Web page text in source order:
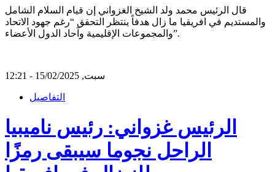
قال الرئيس محمد ولد الشيخ الغزواني إن قيام السلام الشامل
والمستديم في افريقيا ما زال هدفاً ينتظر التحقق “رغم جهود الاتحاد
والمجموعات الإقليمية وآحاد الدول الأعضاء”.
سبت, 15/02/2025 - 12:21
التفاصيل
الرئيس غزواني: رئيس ناميبيا
الراحل نجوما سيبقى رمزًا